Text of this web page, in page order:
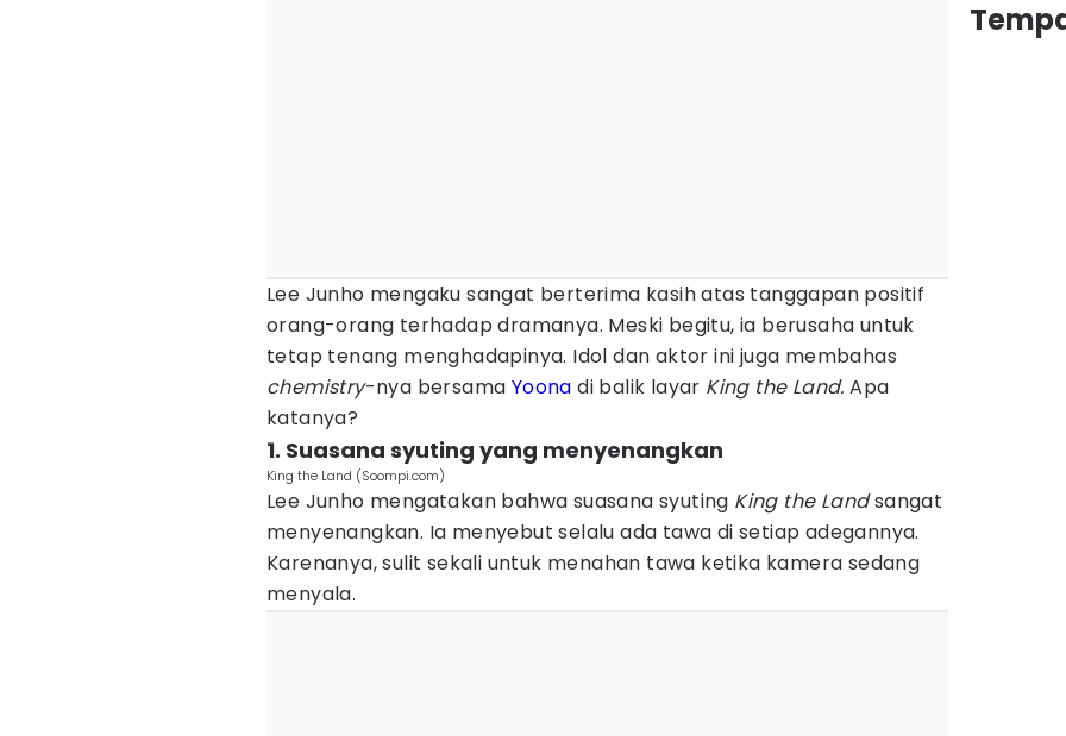
Lee Junho mengaku sangat berterima kasih atas tanggapan positif
orang-orang terhadap dramanya. Meski begitu, ia berusaha untuk
tetap tenang menghadapinya. Idol dan aktor ini juga membahas
chemistry-nya bersama Yoona di balik layar King the Land. Apa
katanya?
1. Suasana syuting yang menyenangkan
King the Land (Soompi.com)
Lee Junho mengatakan bahwa suasana syuting King the Landsangat
menyenangkan. Ia menyebut selalu ada tawa di setiap adegannya.
Karenanya, sulit sekali untuk menahan tawa ketika kamera sedang
menyala.